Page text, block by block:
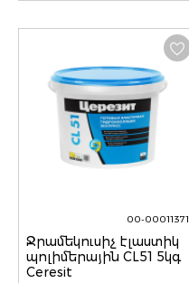
00-00011371
Ջրամեկուսիչ էլաստիկ
պոլիմերային CL51 5կգ
Ceresit